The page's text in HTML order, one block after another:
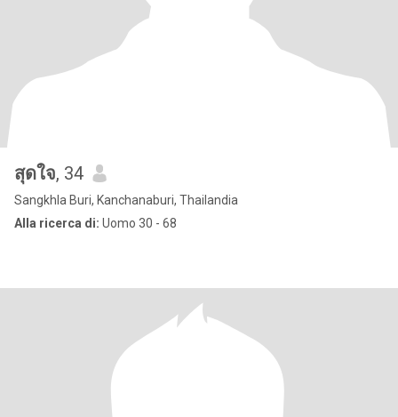
สุดใจ, 34
Sangkhla Buri, Kanchanaburi, Thailandia
Alla ricerca di: Uomo 30 - 68